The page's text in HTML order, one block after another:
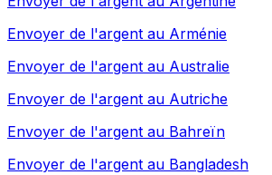
Envoyer de l'argent au Arménie
Envoyer de l'argent au Australie
Envoyer de l'argent au Autriche
Envoyer de l'argent au Bahreïn
Envoyer de l'argent au Bangladesh